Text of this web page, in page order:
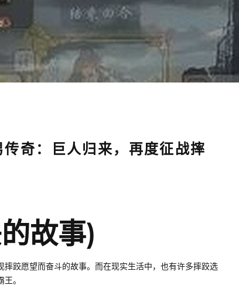
奇：巨人归来，再度征战摔
故事)
跤愿望而奋斗的故事。而在现实生活中，也有许多摔跤选
。